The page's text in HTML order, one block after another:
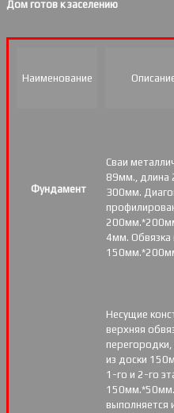
Дом готов к заселению
Наименование
Фундамент
Сваи
89мм., длина
300мм.
4мм. Обвязка
Несущие
верхняя
из доски
1-го и 2-го
150мм.*50мм.